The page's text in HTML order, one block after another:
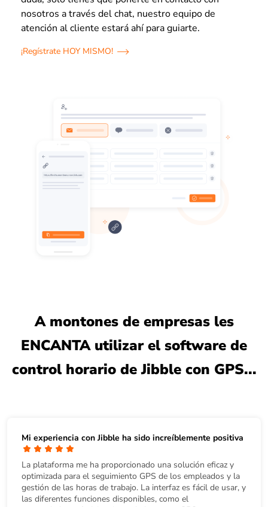
nosotros a través del chat, nuestro equipo de
atención al cliente estará ahí para guiarte.
¡Regístrate HOY MISMO!
A montones de empresas les
ENCANTA utilizar el software de
control horario de Jibble con GPS...
Mi experiencia con Jibble ha sido increíblemente positiva
La plataforma me ha proporcionado una solución eficaz y
optimizada para el seguimiento GPS de los empleados y la
gestión de las horas de trabajo. La interfaz es fácil de usar, y
las diferentes funciones disponibles, como el